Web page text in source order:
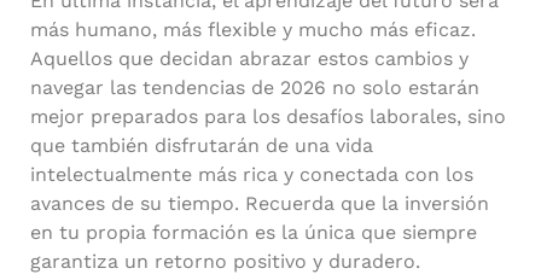
más humano, más flexible y mucho más eficaz.
Aquellos que decidan abrazar estos cambios y
navegar las tendencias de 2026 no solo estarán
mejor preparados para los desafíos laborales, sino
que también disfrutarán de una vida
intelectualmente más rica y conectada con los
avances de su tiempo. Recuerda que la inversión
en tu propia formación es la única que siempre
garantiza un retorno positivo y duradero.